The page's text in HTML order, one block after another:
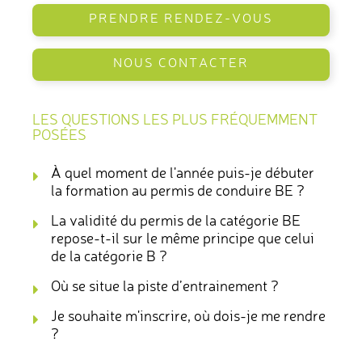
PRENDRE RENDEZ-VOUS
NOUS CONTACTER
LES QUESTIONS LES PLUS FRÉQUEMMENT
POSÉES
À quel moment de l'année puis-je débuter
la formation au permis de conduire BE ?
La validité du permis de la catégorie BE
repose-t-il sur le même principe que celui
de la catégorie B ?
Où se situe la piste d’entrainement ?
Je souhaite m'inscrire, où dois-je me rendre
?